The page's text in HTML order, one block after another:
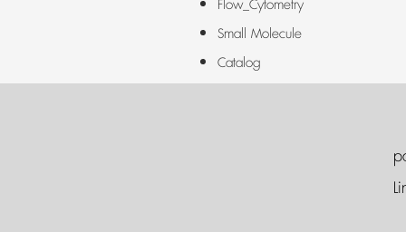
Flow_Cytometry
Small Molecule
Catalog